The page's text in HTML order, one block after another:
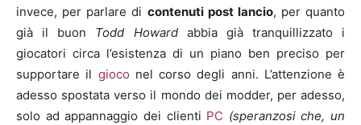
invece, per parlare di contenuti post lancio, per quanto
già il buon Todd Howardabbia già tranquillizzato i
giocatori circa l’esistenza di un piano ben preciso per
supportare il gioco nel corso degli anni. L’attenzione è
adesso spostata verso il mondo dei modder, per adesso,
solo ad appannaggio dei clienti PC (speranzosi che, un